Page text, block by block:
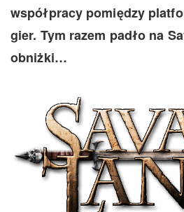
współpracy pomiędzy
gier. Tym razem padło na
obniżki…